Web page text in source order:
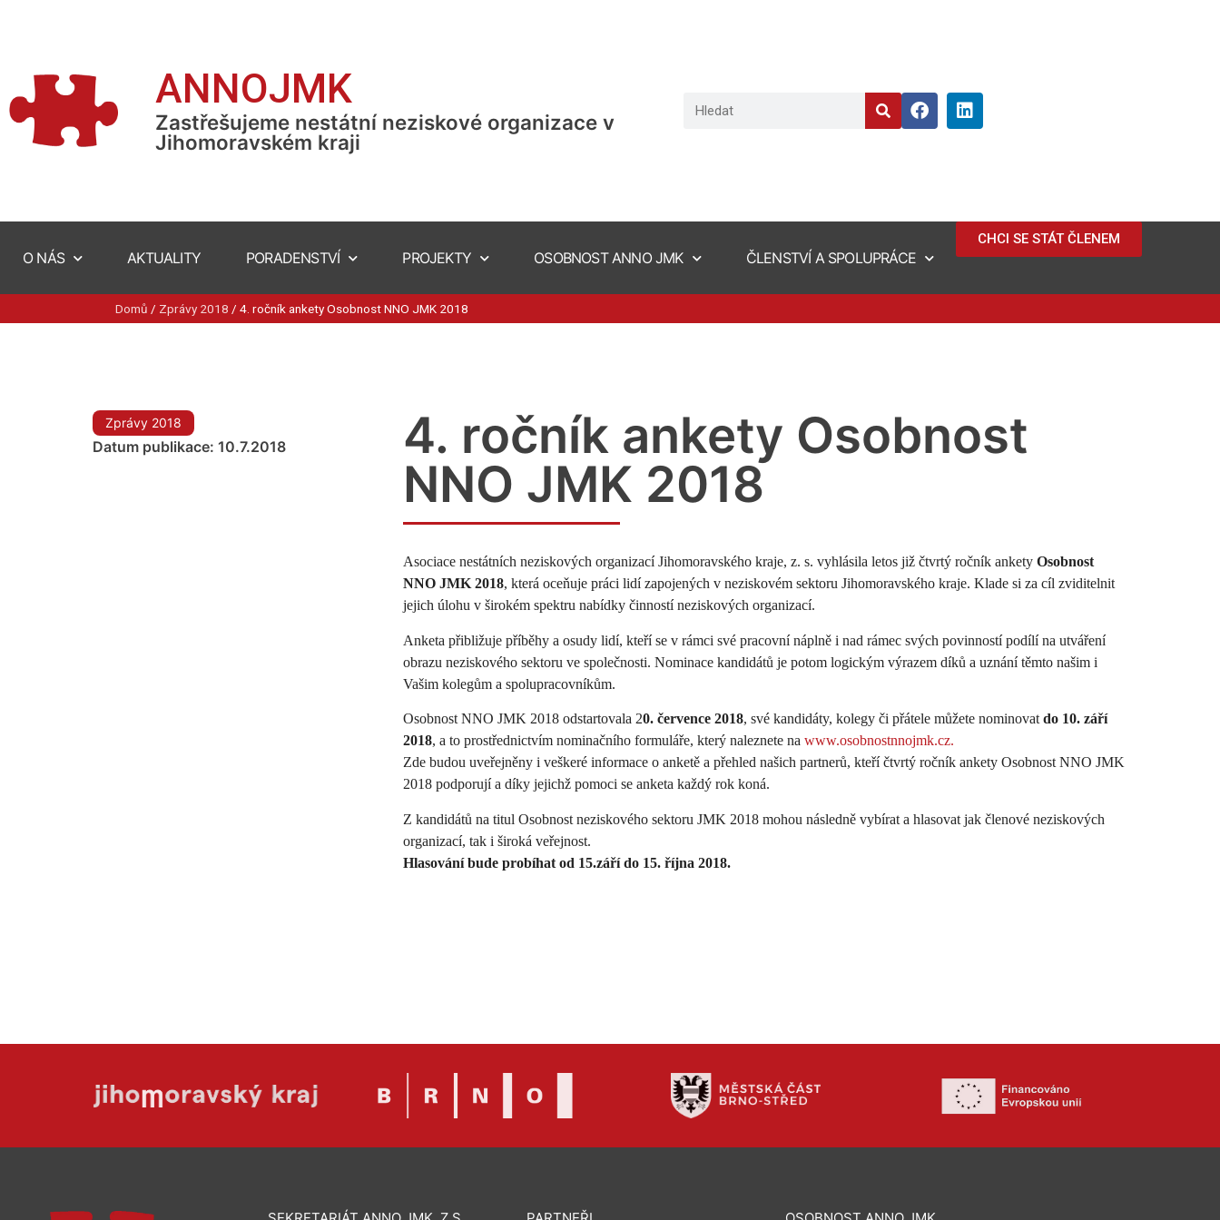
ANNOJMK
Zastřešujeme nestátní neziskové organizace v
Jihomoravském kraji
O NÁS AKTUALITY PORADENSTVÍ PROJEKTY OSOBNOST ANNO JMK ČLENSTVÍ A SPOLUPRÁCE
CHCI SE STÁT ČLENEM
Domů / Zprávy 2018 / 4. ročník ankety Osobnost NNO JMK 2018
Zprávy 2018
Datum publikace: 10.7.2018
4. ročník ankety Osobnost
NNO JMK 2018
Asociace nestátních neziskových organizací Jihomoravského kraje, z. s. vyhlásila letos již čtvrtý ročník ankety Osobnost
NNO JMK 2018, která oceňuje práci lidí zapojených v neziskovém sektoru Jihomoravského kraje. Klade si za cíl zviditelnit
jejich úlohu v širokém spektru nabídky činností neziskových organizací.
Anketa přibližuje příběhy a osudy lidí, kteří se v rámci své pracovní náplně i nad rámec svých povinností podílí na utváření
obrazu neziskového sektoru ve společnosti. Nominace kandidátů je potom logickým výrazem díků a uznání těmto našim i
Vašim kolegům a spolupracovníkům.
Osobnost NNO JMK 2018 odstartovala 20. července 2018, své kandidáty, kolegy či přátele můžete nominovat do 10. září
2018, a to prostřednictvím nominačního formuláře, který naleznete na www.osobnostnnojmk.cz.
Zde budou uveřejněny i veškeré informace o anketě a přehled našich partnerů, kteří čtvrtý ročník ankety Osobnost NNO JMK
2018 podporují a díky jejichž pomoci se anketa každý rok koná.
Z kandidátů na titul Osobnost neziskového sektoru JMK 2018 mohou následně vybírat a hlasovat jak členové neziskových
organizací, tak i široká veřejnost.
Hlasování bude probíhat od 15.září do 15. října 2018.